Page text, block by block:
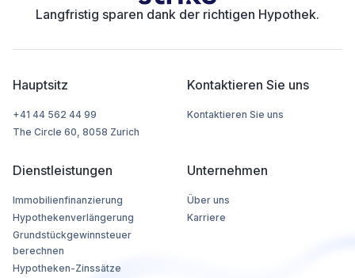
Langfristig sparen dank der richtigen Hypothek.
Hauptsitz
+41 44 562 44 99
The Circle 60, 8058 Zurich
Kontaktieren Sie uns
Kontaktieren Sie uns
Dienstleistungen
Immobilienfinanzierung
Hypothekenverlängerung
Grundstückgewinnsteuer
berechnen
Hypotheken-Zinssätze
Unternehmen
Über uns
Karriere